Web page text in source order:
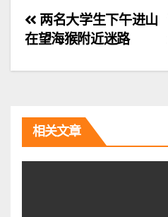
文
章
航
两名大学生下午进山
在望海猴附近迷路
相关文章